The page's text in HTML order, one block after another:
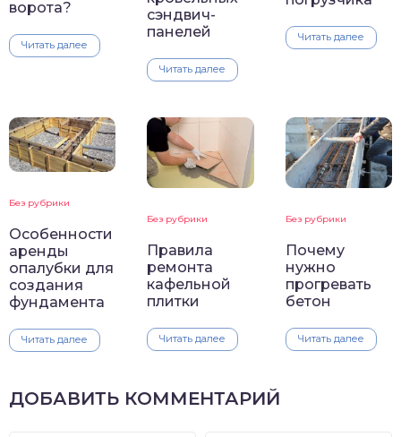
ворота?
Читать далее
сэндвич-
панелей
Читать далее
Читать далее
Без рубрики
Особенности
аренды
опалубки для
создания
фундамента
Читать далее
Без рубрики
Правила
ремонта
кафельной
плитки
Читать далее
Без рубрики
Почему
нужно
прогревать
бетон
Читать далее
ДОБАВИТЬ КОММЕНТАРИЙ